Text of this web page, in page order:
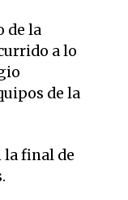
de la
a lo
de la
la final de